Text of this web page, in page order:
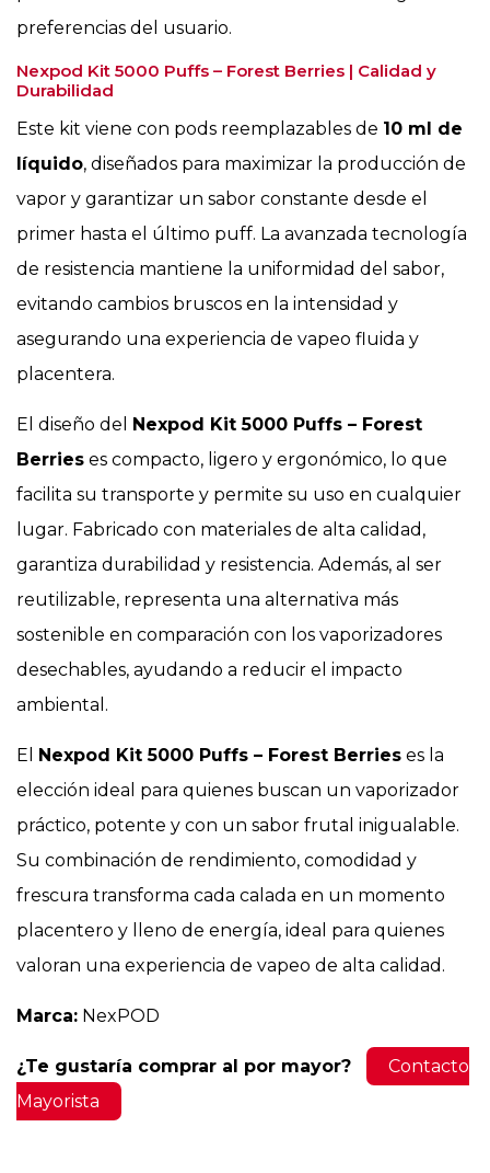
preferencias del usuario.
Nexpod Kit 5000 Puffs – Forest Berries | Calidad y
Durabilidad
Este kit viene con pods reemplazables de 10 ml de
líquido, diseñados para maximizar la producción de
vapor y garantizar un sabor constante desde el
primer hasta el último puff. La avanzada tecnología
de resistencia mantiene la uniformidad del sabor,
evitando cambios bruscos en la intensidad y
asegurando una experiencia de vapeo fluida y
placentera.
El diseño del Nexpod Kit 5000 Puffs – Forest
Berries es compacto, ligero y ergonómico, lo que
facilita su transporte y permite su uso en cualquier
lugar. Fabricado con materiales de alta calidad,
garantiza durabilidad y resistencia. Además, al ser
reutilizable, representa una alternativa más
sostenible en comparación con los vaporizadores
desechables, ayudando a reducir el impacto
ambiental.
El Nexpod Kit 5000 Puffs – Forest Berries es la
elección ideal para quienes buscan un vaporizador
práctico, potente y con un sabor frutal inigualable.
Su combinación de rendimiento, comodidad y
frescura transforma cada calada en un momento
placentero y lleno de energía, ideal para quienes
valoran una experiencia de vapeo de alta calidad.
Marca: NexPOD
¿Te gustaría comprar al por mayor?
Contacto
Mayorista